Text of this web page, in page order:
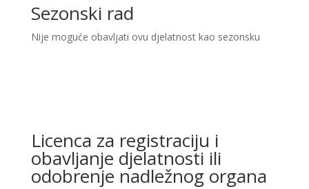
Sezonski rad
Nije moguće obavljati ovu djelatnost kao sezonsku
Licenca za registraciju i
obavljanje djelatnosti ili
odobrenje nadležnog organa